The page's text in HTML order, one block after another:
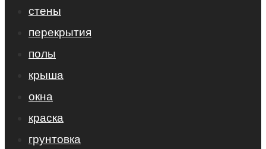
стены
перекрытия
полы
крыша
окна
краска
грунтовка